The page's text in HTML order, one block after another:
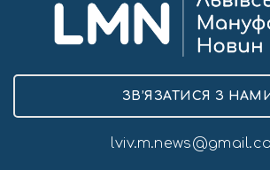
ЗВ’ЯЗАТИСЯ З